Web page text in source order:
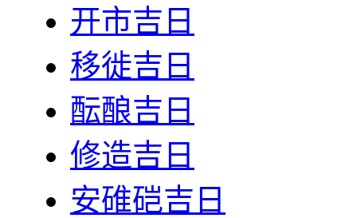
开市吉日
移徙吉日
酝酿吉日
修造吉日
安碓硙吉日